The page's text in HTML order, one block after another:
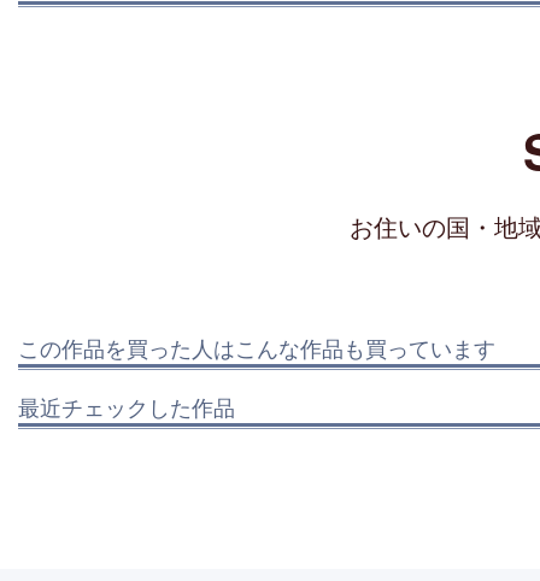
お住いの国・地
この作品を買った人はこんな作品も買っています
最近チェックした作品